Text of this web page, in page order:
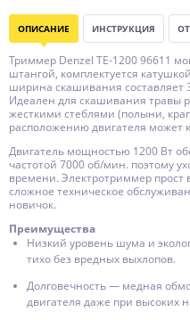
ОПИСАНИЕ ИНСТРУКЦИЯ
Триммер Denzel TE-1200 96611
штангой, комплектуется
ширина скашивания составляет
Идеален для скашивания травы
жесткими стеблями (полыни,
расположению двигателя может
Двигатель мощностью 1200 Вт
частотой 7000 об/мин. поэтому
времени. Электротриммер
сложное техническое
новичок.
Преимущества
Низкий уровень шума и
тихо без вредных выхлопов.
Долговечность — медная
двигателя даже при высоких